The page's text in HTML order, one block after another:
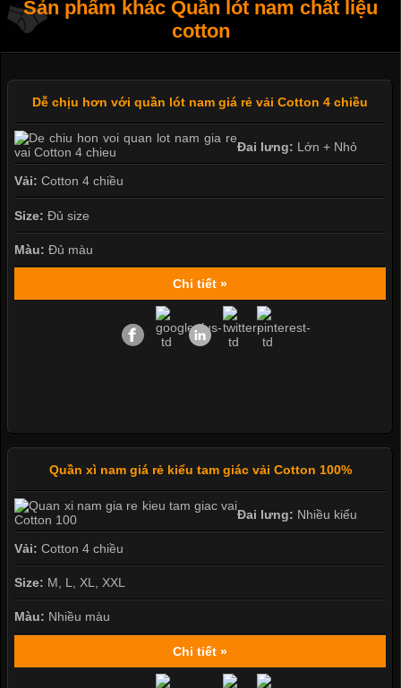
Sản phẩm khác Quần lót nam chất liệu
cotton
Dễ chịu hơn với quần lót nam giá rẻ vải Cotton 4 chiều
Đai lưng: Lớn + Nhỏ
Vải: Cotton 4 chiều
Size: Đủ size
Màu: Đủ màu
Chi tiết »
Quần xì nam giá rẻ kiểu tam giác vải Cotton 100%
Đai lưng: Nhiều kiểu
Vải: Cotton 4 chiều
Size: M, L, XL, XXL
Màu: Nhiều màu
Chi tiết »